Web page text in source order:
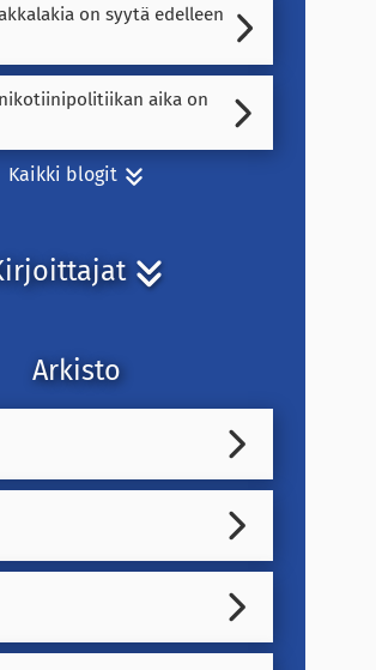
on syytä edelleen
aika on
Kaikki blogit
Arkisto